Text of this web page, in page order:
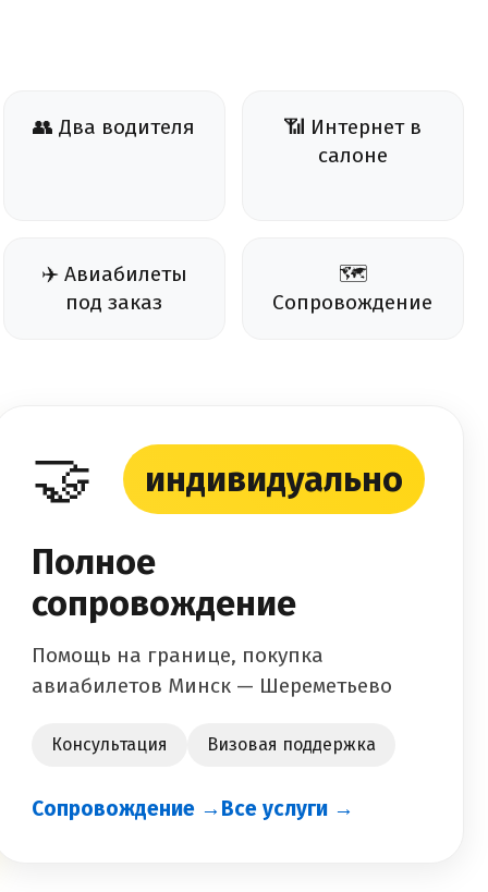
👥 Два водителя
📶 Интернет в
салоне
✈️ Авиабилеты
под заказ
🗺️
Сопровождение
🤝
индивидуально
Полное
сопровождение
Помощь на границе, покупка
авиабилетов Минск — Шереметьево
Консультация Визовая поддержка
Сопровождение → Все услуги →